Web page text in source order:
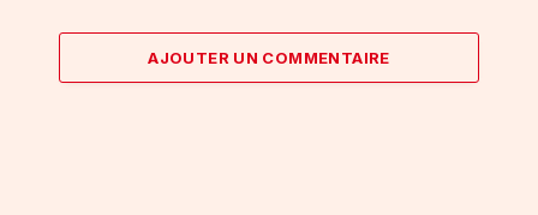
AJOUTER UN COMMENTAIRE